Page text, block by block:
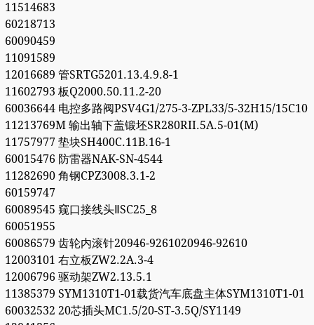
11514683
60218713
60090459
11091589
12016689 管SRTG5201.13.4.9.8-1
11602793 板Q2000.50.11.2-20
60036644 电控多路阀PSV4G1/275-3-ZPL33/5-32H15/15C10
11213769M 输出轴下盖锻坯SR280RII.5A.5-01(M)
11757977 垫块SH400C.11B.16-1
60015476 防雷器NAK-SN-4544
11282690 角钢CPZ3008.3.1-2
60159747
60089545 窥口接线头ⅡSC25_8
60051955
60086579 齿轮内滚针20946-9261020946-92610
12003101 右立板ZW2.2A.3-4
12006796 驱动架ZW2.13.5.1
11385379 SYM1310T1-01载货汽车底盘主体SYM1310T1-01
60032532 20芯插头MC1.5/20-ST-3.5Q/SY1149